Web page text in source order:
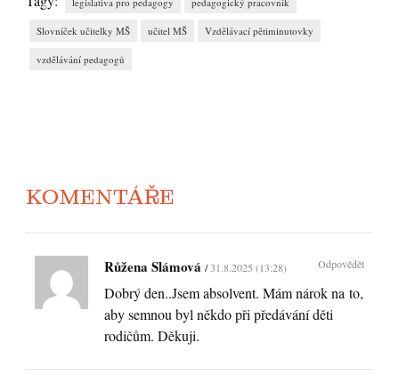
Slovníček učitelky MŠ učitel MŠ Vzdělávací pětiminutovky
vzdělávání pedagogů
KOMENTÁŘE
Růžena Slámová 31.8.2025 (13:28)
Dobrý den..Jsem absolvent. Mám nárok na to,
aby semnou byl někdo při předávání děti
rodičům. Děkuji.
Odpovědět